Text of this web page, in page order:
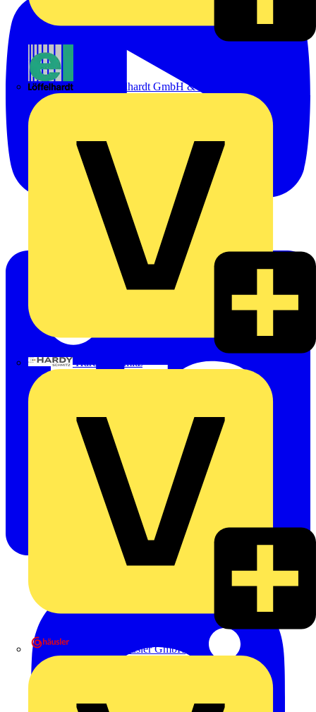
Emil Löffelhardt GmbH & Co. KG
Hardy Schmitz
Heinrich Häusler GmbH